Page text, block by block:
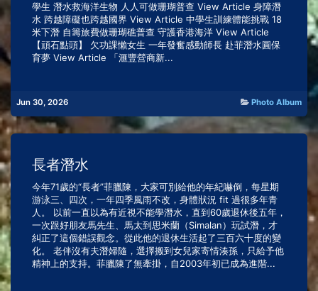
學生 潛水救海洋生物 人人可做珊瑚普查 View Article 身障潛
水 跨越障礙也跨越國界 View Article 中學生訓練體能挑戰 18
米下潛 自籌旅費做珊瑚礁普查 守護香港海洋 View Article
【頑石點頭】 欠功課懶女生‎ 一年發奮感動師長‎ 赴菲潛水圓保
育夢 View Article 「滙豐營商新...
Jun 30, 2026 Photo Album
長者潛水
今年71歲的“長者”菲臘陳，大家可別給他的年紀嚇倒，每星期
游泳三、四次，一年四季風雨不改，身體狀況 fit 過很多年青
人。 以前一直以為有近視不能學潛水，直到60歲退休後五年，
一次跟好朋友馬先生、馬太到思米蘭（Simalan）玩試潛，才
糾正了這個錯誤觀念。從此他的退休生活起了三百六十度的變
化。 老伴沒有夫潛婦隨，選擇搬到女兒家寄情湊孫，只給予他
精神上的支持。菲臘陳了無牽掛，自2003年初已成為進階...